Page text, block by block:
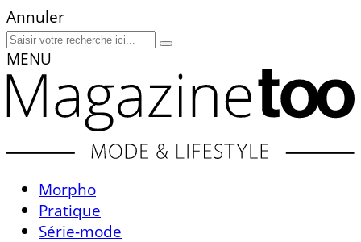
Annuler
MENU
Morpho
Pratique
Série-mode